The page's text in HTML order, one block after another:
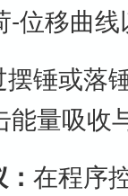
位移曲
摆锤或落
量吸收
：在程序